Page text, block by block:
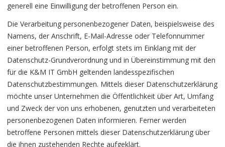
generell eine Einwilligung der betroffenen Person ein.
Die Verarbeitung personenbezogener Daten, beispielsweise des
Namens, der Anschrift, E-Mail-Adresse oder Telefonnummer
einer betroffenen Person, erfolgt stets im Einklang mit der
Datenschutz-Grundverordnung und in Übereinstimmung mit den
für die K&M IT GmbH geltenden landesspezifischen
Datenschutzbestimmungen. Mittels dieser Datenschutzerklärung
möchte unser Unternehmen die Öffentlichkeit über Art, Umfang
und Zweck der von uns erhobenen, genutzten und verarbeiteten
personenbezogenen Daten informieren. Ferner werden
betroffene Personen mittels dieser Datenschutzerklärung über
die ihnen zustehenden Rechte aufgeklärt.